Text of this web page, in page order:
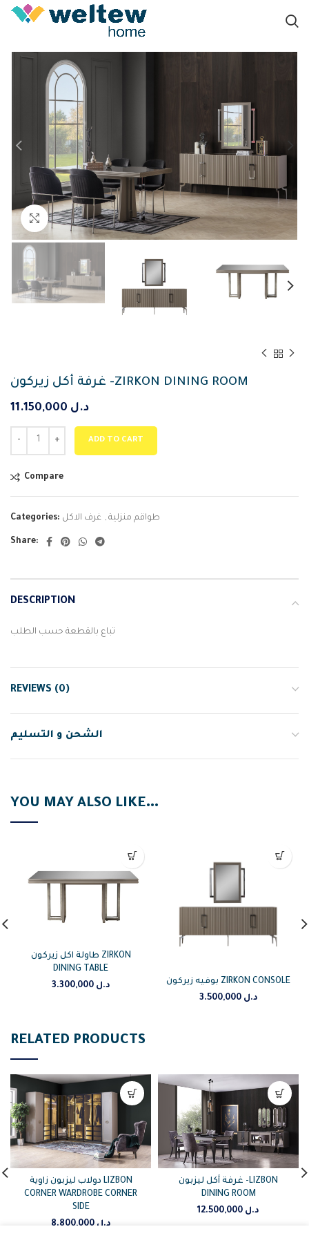
Click to enlarge
غرفة أكل زيركون -ZIRKON DINING ROOM
د.ل
ADD TO CART
Compare
Categories: طواقم منزلية , غرف الاكل
Share:
DESCRIPTION
تباع بالقطعة حسب الطلب
REVIEWS (0)
الشحن و التسليم
YOU MAY ALSO LIKE…
طاولة اكل زيركون ZIRKON
DINING TABLE
د.ل 3.300,000
بوفيه زيركون ZIRKON CONSOLE
د.ل 3.500,000
RELATED PRODUCTS
دولاب ليزبون زاوية LIZBON
CORNER WARDROBE CORNER
SIDE
د.ل 8.800,000
غرفة أكل ليزبون -LIZBON
DINING ROOM
د.ل